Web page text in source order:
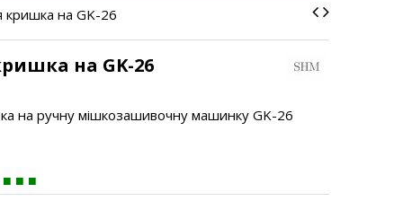
кришка на GK-26
на GK-26
на ручну мішкозашивочну машинку GK-26